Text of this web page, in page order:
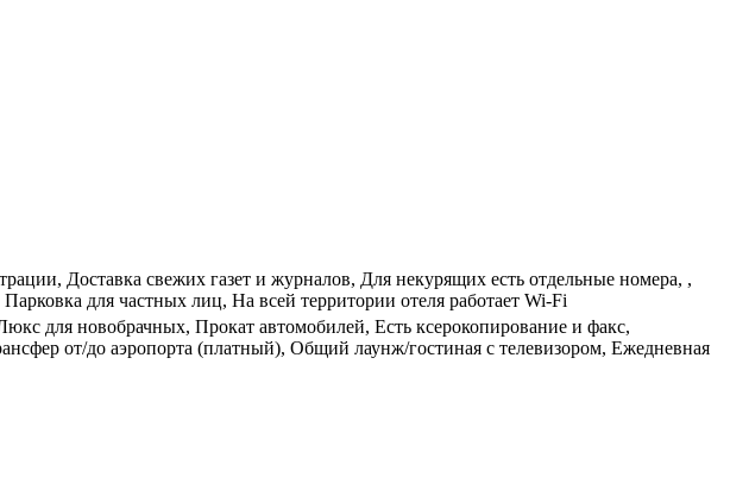
Доставка свежих газет и журналов, Для некурящих есть отдельные номера, ,
для частных лиц, На всей территории отеля работает Wi-Fi
для новобрачных, Прокат автомобилей, Есть ксерокопирование и факс,
от/до аэропорта (платный), Общий лаунж/гостиная с телевизором, Ежедневная